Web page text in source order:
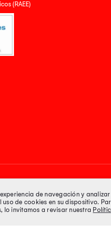
(RAEE)
Medios de pago
de navegación y
uso de cookies en su dispositivo.
lo invitamos a revisar nuestra